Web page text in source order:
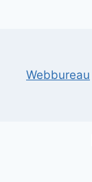
Webbureau